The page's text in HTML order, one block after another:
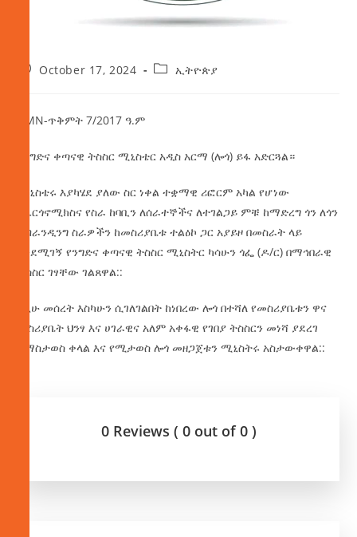
October 17, 2024 ኢትዮጵያ
AMN-ጥቅምት 7/2017 ዓ.ም
የንግድና ቀጣናዊ ትስስር ሚኒስቴር አዲስ አርማ (ሎጎ) ይፋ አድርጓል።
ሚኒስቴሩ እያካሄደ ያለው ስር ነቀል ተቋማዊ ሪፎርም አካል የሆነው
የኤርጎኖሚክስና የስራ ከባቢን ለሰራተኞችና ለተገልጋይ ምቹ ከማድረግ ጎን ለጎን
የብራንዲንግ ስራዎችን ከመስሪያቤቱ ተልዕኮ ጋር አያይዞ በመስራት ላይ
እንደሚገኝ የንግድና ቀጣናዊ ትስስር ሚኒስትር ካሳሁን ጎፌ (ዶ/ር) በማኅበራዊ
ትስስር ገፃቸው ገልጸዋል::
በዚሁ መሰረት እስካሁን ሲገለገልበት ከነበረው ሎጎ በተሻለ የመስሪያቤቱን ዋና
መስሪያቤት ህንፃ እና ሀገራዊና አለም አቀፋዊ የገበያ ትስስርን መነሻ ያደረገ
ለማስታወስ ቀላል እና የሚታወስ ሎጎ መዘጋጀቱን ሚኒስትሩ አስታውቀዋል::
0 Reviews ( 0 out of 0 )